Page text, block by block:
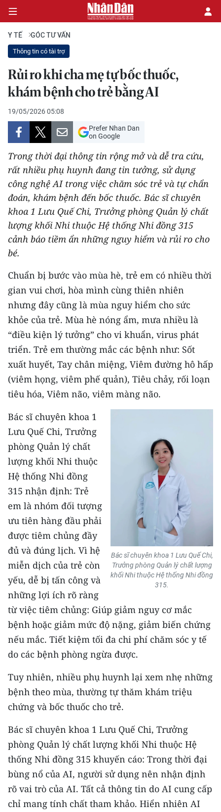
CHÍNH TRỊ
KINH TẾ
VĂN HÓA
XÃ HỘI
PHÁP LUẬT
DU LỊCH
THẾ GIỚI
THỂ THAO
GIÁO DỤC
Y TẾ
KHOA HỌC - CÔNG NGHỆ
MÔI TRƯỜNG
BẠN ĐỌC
KIỂM CHỨNG THÔNG TIN
TRI THỨC CHUYÊN SÂU
54 DÂN TỘC VIỆT NAM
CHƯƠNG TRÌNH OCOP - MỖI XÃ
MỘT SẢN PHẨM
RADIO
MEDIA CENTER
E-Magazine
Video
Media Chính trị
Media Kinh tế
Media Văn hóa
Media Du lịch
Media Thế giới
Media Thể thao
Media Giáo dục
Media Y tế
Media Khoa học - Công nghệ
Y TẾ GÓC TƯ VẤN
Thông tin có tài trợ
Rủi ro khi cha mẹ tự bốc thuốc,
khám bệnh cho trẻ bằng AI
19/05/2026 05:08
Prefer Nhan Dan
on Google
Trong thời đại thông tin rộng mở và dễ tra cứu,
rất nhiều phụ huynh đang tin tưởng, sử dụng
công nghệ AI trong việc chăm sóc trẻ và tự chẩn
đoán, khám bệnh đến bốc thuốc. Bác sĩ chuyên
khoa 1 Lưu Quế Chi, Trưởng phòng Quản lý chất
lượng khối Nhi thuộc Hệ thống Nhi đồng 315
cảnh báo tiềm ẩn những nguy hiểm và rủi ro cho
bé.
Chuẩn bị bước vào mùa hè, trẻ em có nhiều thời
gian vui chơi, hòa mình cùng thiên nhiên
nhưng đây cũng là mùa nguy hiểm cho sức
khỏe của trẻ. Mùa hè nóng ẩm, mưa nhiều là
“điều kiện lý tưởng” cho vi khuẩn, virus phát
triển. Trẻ em thường mắc các bệnh như: Sốt
xuất huyết, Tay chân miệng, Viêm đường hô hấp
(viêm họng, viêm phế quản), Tiêu chảy, rối loạn
tiêu hóa, Viêm não, viêm màng não.
Bác sĩ chuyên khoa 1 Lưu Quế Chi,
Trưởng phòng Quản lý chất lượng
khối Nhi thuộc Hệ thống Nhi đồng
315.
Bác sĩ chuyên khoa 1
Lưu Quế Chi, Trưởng
phòng Quản lý chất
lượng khối Nhi thuộc
Hệ thống Nhi đồng
315 nhận định: Trẻ
em là nhóm đối tượng
ưu tiên hàng đầu phải
được tiêm chủng đầy
đủ và đúng lịch. Vì hệ
miễn dịch của trẻ còn
yếu, dễ bị tấn công và
những lợi ích rõ ràng
từ việc tiêm chủng: Giúp giảm nguy cơ mắc
bệnh hoặc giảm mức độ nặng, giảm biến chứng
nếu mắc. Tiết kiệm tối đa chi phí chăm sóc y tế
do các bệnh phòng ngừa được.
Tuy nhiên, nhiều phụ huynh lại xem nhẹ những
bệnh theo mùa, thường tự thăm khám triệu
chứng và bốc thuốc cho trẻ.
Bác sĩ chuyên khoa 1 Lưu Quế Chi, Trưởng
phòng Quản lý chất lượng khối Nhi thuộc Hệ
thống Nhi đồng 315 khuyến cáo: Trong thời đại
bùng nổ của AI, người sử dụng nên nhận định
rõ vai trò của AI. Tất cả thông tin do AI cung cấp
chỉ mang tính chất tham khảo. Hiển nhiên AI